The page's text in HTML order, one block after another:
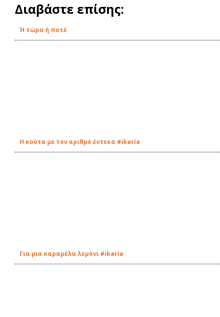
Διαβάστε επίσης:
Ή τώρα ή ποτέ
Η κούτα με τον αριθμό έντεκα #ikaria
Για μια καραμέλα λεμόνι #ikaria